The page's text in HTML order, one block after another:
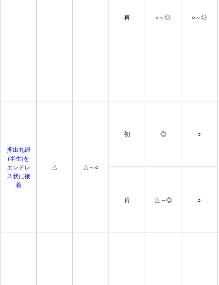
再 ○～◎ ○～◎
押出丸紐
(半生)を
エンドレ
ス状に接
着
△ △～○
初 ◎ ○
再 △～◎ ○